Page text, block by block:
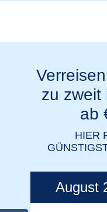
zu zweit
ab
HIER
August